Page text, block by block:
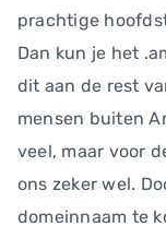
prachtige
Dan kun je het
dit aan de rest
mensen buiten
veel, maar voor
ons zeker wel.
domeinnaam te